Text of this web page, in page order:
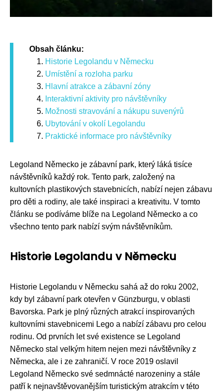
Obsah článku:
Historie Legolandu v Německu
Umístění a rozloha parku
Hlavní atrakce a zábavní zóny
Interaktivní aktivity pro návštěvníky
Možnosti stravování a nákupu suvenýrů
Ubytování v okolí Legolandu
Praktické informace pro návštěvníky
Legoland Německo je zábavní park, který láká tisíce
návštěvníků každý rok. Tento park, založený na
kultovních plastikových stavebnicích, nabízí nejen zábavu
pro děti a rodiny, ale také inspiraci a kreativitu. V tomto
článku se podíváme blíže na Legoland Německo a co
všechno tento park nabízí svým návštěvníkům.
Historie Legolandu v Německu
Historie Legolandu v Německu sahá až do roku 2002,
kdy byl zábavní park otevřen v Günzburgu, v oblasti
Bavorska. Park je plný různých atrakcí inspirovaných
kultovními stavebnicemi Lego a nabízí zábavu pro celou
rodinu. Od prvních let své existence se Legoland
Německo stal velkým hitem nejen mezi návštěvníky z
Německa, ale i ze zahraničí. V roce 2019 oslavil
Legoland Německo své sedmnácté narozeniny a stále
patří k nejnavštěvovanějším turistickým atrakcím v této